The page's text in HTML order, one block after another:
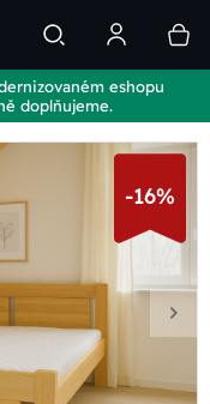
eshopu
doplňujeme.
-16%